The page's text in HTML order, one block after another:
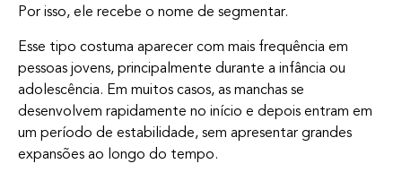
Por isso, ele recebe o nome de segmentar.
Esse tipo costuma aparecer com mais frequência em
pessoas jovens, principalmente durante a infância ou
adolescência. Em muitos casos, as manchas se
desenvolvem rapidamente no início e depois entram em
um período de estabilidade, sem apresentar grandes
expansões ao longo do tempo.